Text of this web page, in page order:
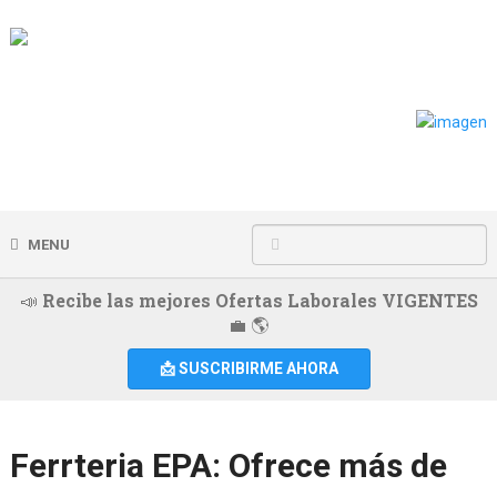
MENU
📣 Recibe las mejores Ofertas Laborales VIGENTES
💼 🌎
📩 SUSCRIBIRME AHORA
Ferrteria EPA: Ofrece más de